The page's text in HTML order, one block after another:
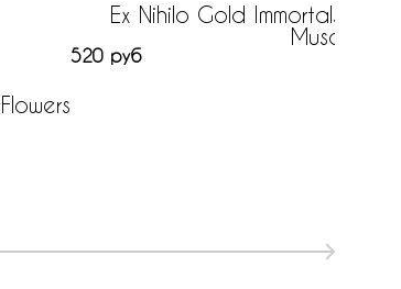
Ex Nihilo Gold Immortals
Musc
520 руб